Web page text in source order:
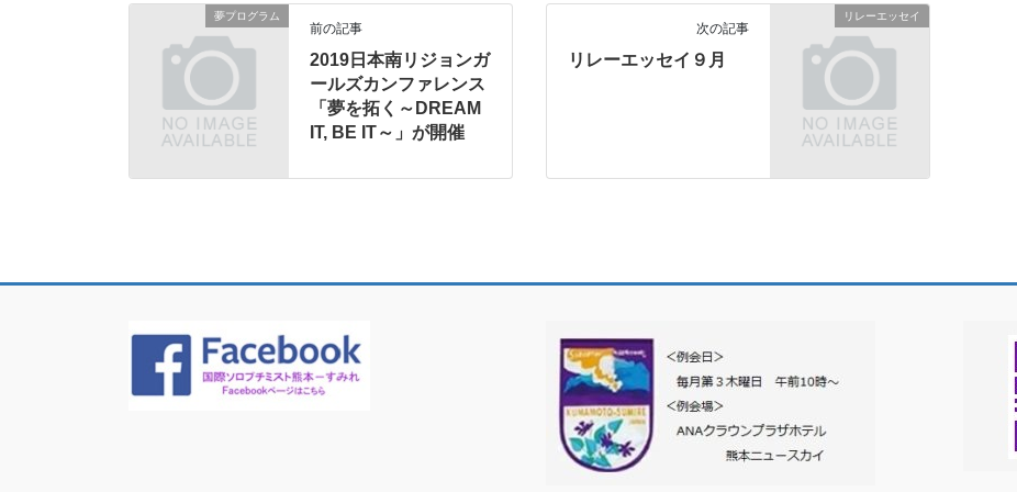
夢プログラム
前の記事
2019日本南リジョンガ
ールズカンファレンス
「夢を拓く～DREAM
IT, BE IT～」が開催
リレーエッセイ
次の記事
リレーエッセイ９月